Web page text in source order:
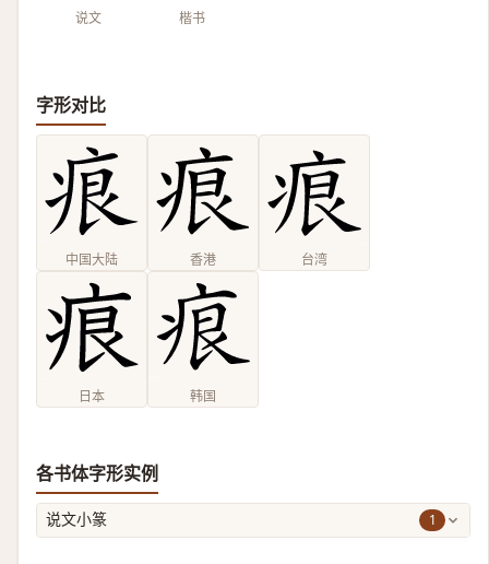
说文 楷书
字形对比
中国大陆 香港 台湾
日本 韩国
各书体字形实例
说文小篆 1